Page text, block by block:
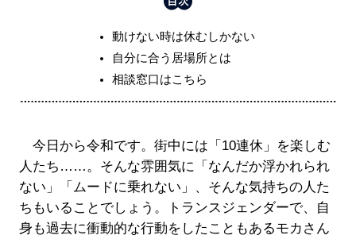
動けない時は休むしかない
自分に合う居場所とは
相談窓口はこちら
今日から令和です。街中には「10連休」を楽しむ
人たち……。そんな雰囲気に「なんだか浮かれられ
ない」「ムードに乗れない」、そんな気持ちの人た
ちもいることでしょう。トランスジェンダーで、自
身も過去に衝動的な行動をしたこともあるモカさん